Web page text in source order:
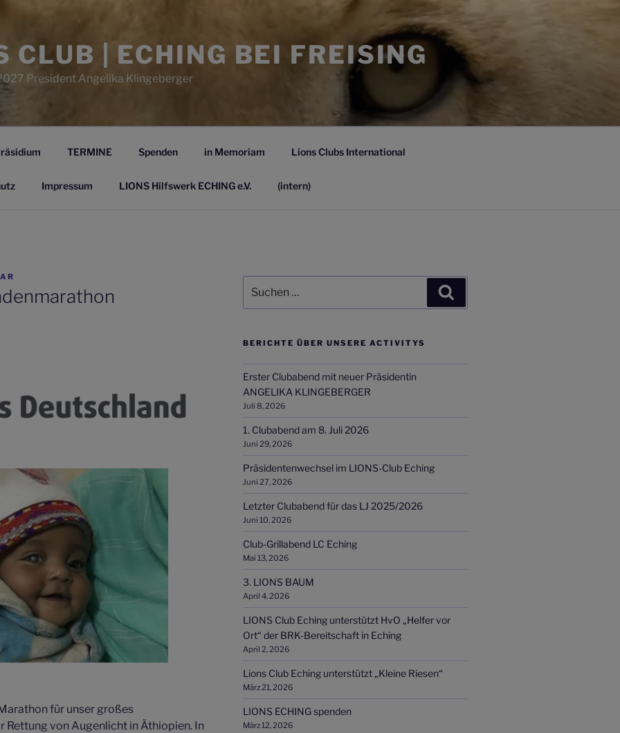
CLUB | ECHING BEI FREISING
President Angelika Klingeberger
TERMINE Spenden in Memoriam Lions Clubs International
Impressum LIONS Hilfswerk ECHING e.V. (intern)
für unser großes
von Augenlicht in Äthiopien. In
nach:
BERICHTE ÜBER UNSERE ACTIVITYS
Erster Clubabend mit neuer Präsidentin
ANGELIKA KLINGEBERGER
Juli 8, 2026
1. Clubabend am 8. Juli 2026
Juni 29, 2026
Präsidentenwechsel im LIONS-Club Eching
Juni 27, 2026
Letzter Clubabend für das LJ 2025/2026
Juni 10, 2026
Club-Grillabend LC Eching
Mai 13, 2026
3. LIONS BAUM
April 4, 2026
LIONS Club Eching unterstützt HvO „Helfer vor
Ort“ der BRK-Bereitschaft in Eching
April 2, 2026
Lions Club Eching unterstützt „Kleine Riesen“
März 21, 2026
LIONS ECHING spenden
März 12, 2026